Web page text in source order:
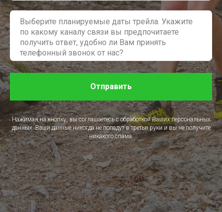
Отправить
Нажимая на кнопку, вы соглашаетесь с обработкой Ваших персональных
данных. Ваши данные никогда не попадут в третьи руки и вы не получите
никакого спама.